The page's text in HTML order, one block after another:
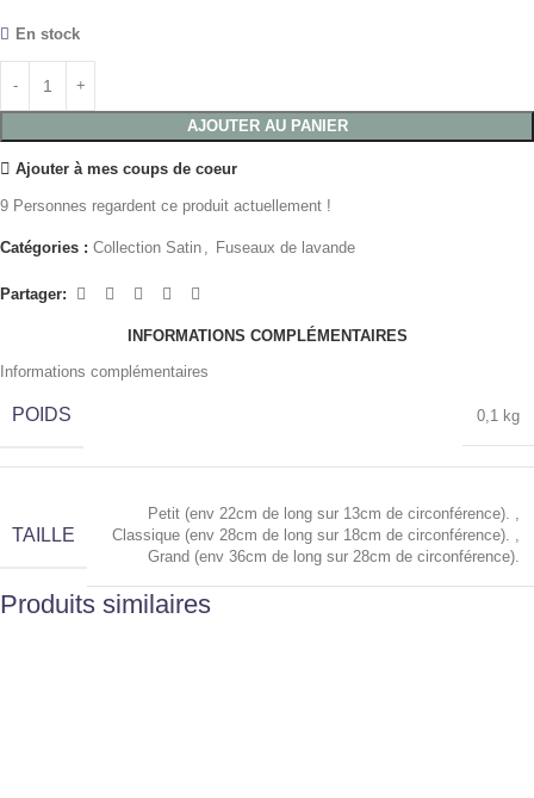
En stock
AJOUTER AU PANIER
Ajouter à mes coups de coeur
9 Personnes regardent ce produit actuellement !
Catégories : Collection Satin , Fuseaux de lavande
Partager:
INFORMATIONS COMPLÉMENTAIRES
Informations complémentaires
POIDS 0,1 kg
TAILLE
Petit (env 22cm de long sur 13cm de circonférence). ,
Classique (env 28cm de long sur 18cm de circonférence). ,
Grand (env 36cm de long sur 28cm de circonférence).
Produits similaires